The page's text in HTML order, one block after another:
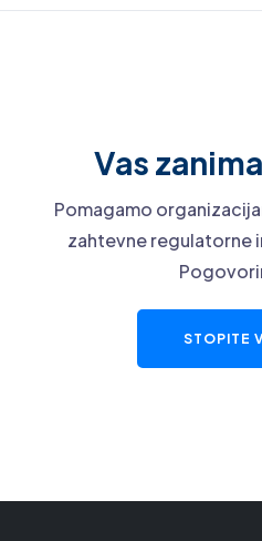
Vas
Pomagamo
zahtevne regulatorne
STOPITE